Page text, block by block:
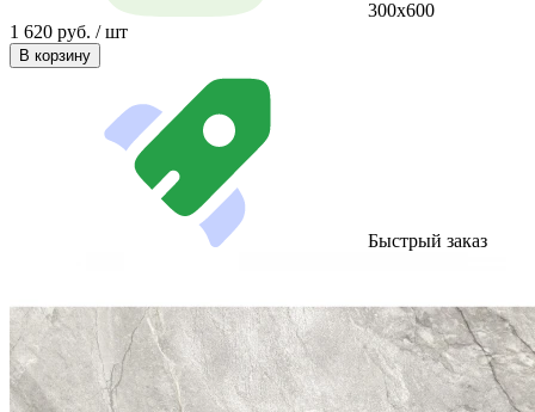
300х600
1 620 руб. / шт
В корзину
Быстрый заказ